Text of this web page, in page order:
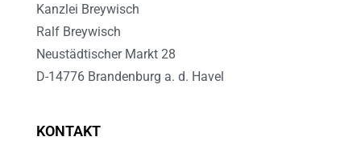
Kanzlei Breywisch
Ralf Breywisch
Neustädtischer Markt 28
D-14776 Brandenburg a. d. Havel
KONTAKT